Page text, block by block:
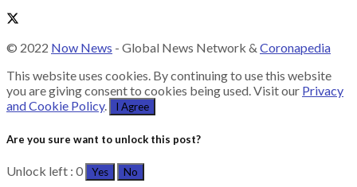
© 2022 Now News - Global News Network & Coronapedia
This website uses cookies. By continuing to use this website
you are giving consent to cookies being used. Visit our Privacy
and Cookie Policy. I Agree
Are you sure want to unlock this post?
Unlock left : 0 Yes No